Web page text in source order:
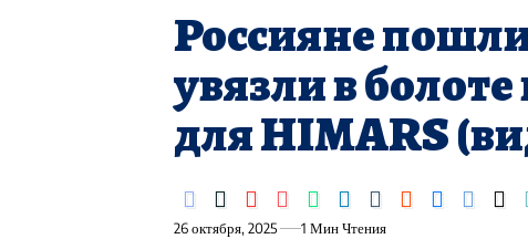
Россияне
увязли в
для HIMARS
26 октября, 2025 1 Мин Чтения